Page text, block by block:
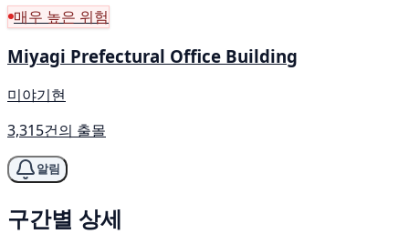
매우 높은 위험
Miyagi Prefectural Office Building
미야기현
3,315건의 출몰
알림
구간별 상세